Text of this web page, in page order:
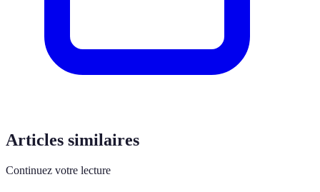
Articles similaires
Continuez votre lecture